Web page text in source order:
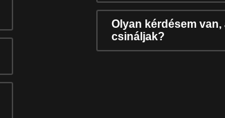
Olyan kérdésem
csináljak?